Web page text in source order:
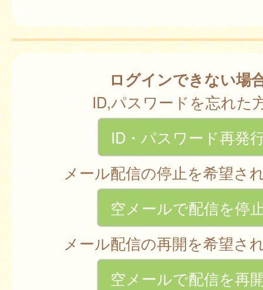
ログインできない場
ID,パスワードを忘れた
ID・パスワード再発
メール配信の停止を希望さ
空メールで配信を停
メール配信の再開を希望さ
空メールで配信を再